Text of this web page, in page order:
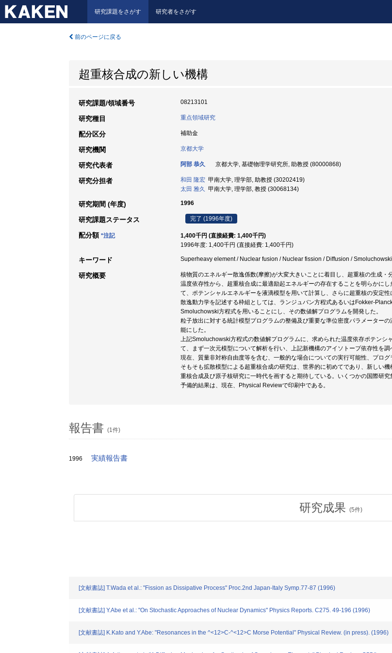
研究課題をさがす 研究者をさがす
前のページに戻る
超重核合成の新しい機構
研究課題/領域番号 08213101
研究種目 重点領域研究
配分区分 補助金
研究機関 京都大学
研究代表者 阿部 恭久 京都大学, 基礎物理学研究所, 助教授 (80000868)
研究分担者 和田 隆宏 甲南大学, 理学部, 助教授 (30202419)
太田 雅久 甲南大学, 理学部, 教授 (30068134)
研究期間 (年度) 1996
研究課題ステータス 完了 (1996年度)
配分額 *注記
1,400千円 (直接経費: 1,400千円)
1996年度: 1,400千円 (直接経費: 1,400千円)
キーワード Superheavy element / Nuclear fusion / Nuclear fission / Diffusion /
研究概要
核物質のエネルギー散逸係数(摩擦)が大変大きいことに着目し、超重核の生成
温度依存性から、超重核合成に最適励起エネルギーの存在することを明らかに
て、ポテンシャルエネルギーを液滴模型を用いて計算し、さらに超重核の安定
散逸動力学を記述する枠組としては、ランジュバン方程式あるいはFokker-
Smoluchowski方程式を用いることにし、その数値解プログラムを開発した。
粒子放出に対する統計模型プログラムの整備及び重要な準位密度パラメーター
能にした。
上記Smoluchowski方程式の数値解プログラムに、求められた温度依存ポテン
て、まず一次元模型について解析を行い、上記新機構のアイソトープ依存性を調
現在、質量非対称自由度等を含む、一般的な場合についての実行可能性、プログ
そもそも拡散模型による超重核合成の研究は、世界的に初めてであり、新しい
重核合成及び原子核研究に一時代を画すると期待している。いくつかの国際研究
予備的結果は、現在、Physical Reviewで印刷中である。
報告書 (1件)
1996 実績報告書
研究成果 (5件)
[文献書誌] T.Wada et al.: "Fission as Dissipative Process" Proc.2nd Japan-Italy Symp.77-87 (1996)
[文献書誌] Y.Abe et al.: "On Stochastic Approaches of Nuclear Dynamics" Physics Reports. C275. 49-196 (1996)
[文献書誌] K.Kato and Y.Abe: "Resonances in the ^<12>C-^<12>C Morse Potential" Physical Review. (in press). (1996)